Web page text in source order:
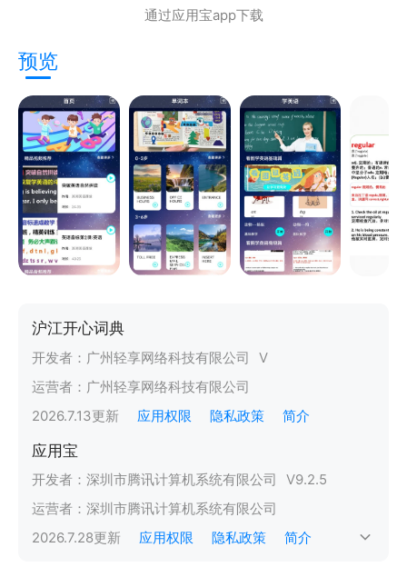
通过应用宝app下载
预览
沪江开心词典
开发者： 广州轻享网络科技有限公司
V
运营者： 广州轻享网络科技有限公司
2026.7.13更新 应用权限 隐私政策 简介
应用宝
开发者： 深圳市腾讯计算机系统有限公司 V9.2.5
运营者： 深圳市腾讯计算机系统有限公司
2026.7.28更新 应用权限 隐私政策 简介